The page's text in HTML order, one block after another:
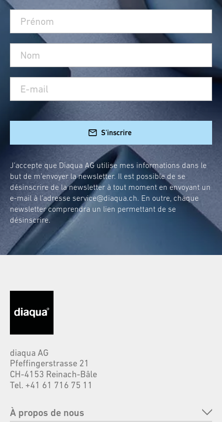
S'inscrire
J’accepte que Diaqua AG utilise mes informations dans le
but de m’envoyer la newsletter. Il est possible de se
désinscrire de la newsletter à tout moment en envoyant un
e-mail à l’adresse service@diaqua.ch. En outre, chaque
newsletter comprendra un lien permettant de se
désinscrire.
diaqua AG
Pfeffingerstrasse 21
CH-4153 Reinach-Bâle
Tel. +41 61 716 75 11
À propos de nous